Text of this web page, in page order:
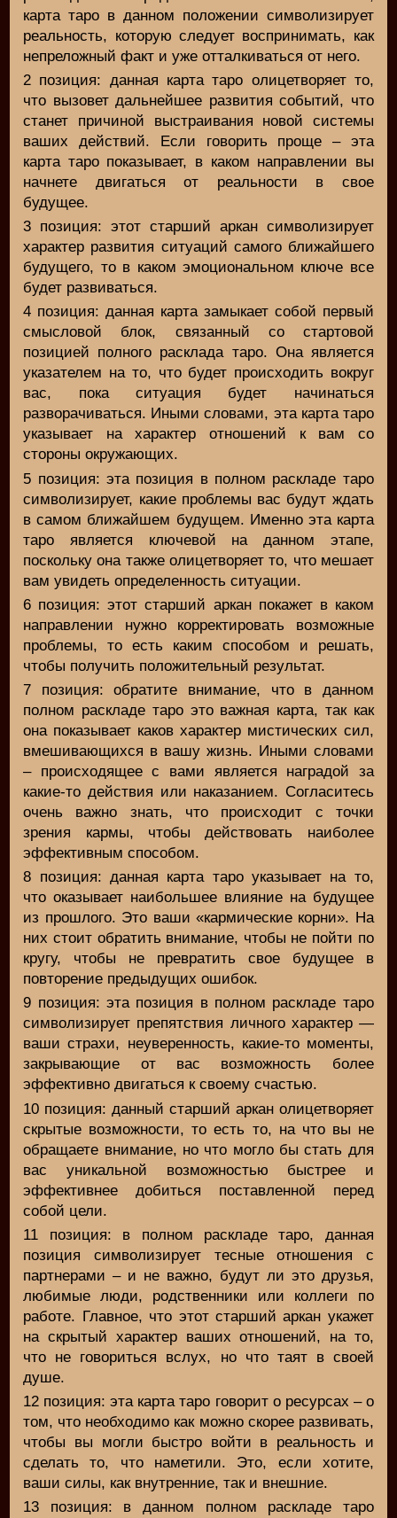
карта таро в данном положении символизирует
реальность, которую следует воспринимать, как
непреложный факт и уже отталкиваться от него.
2 позиция: данная карта таро олицетворяет то,
что вызовет дальнейшее развития событий, что
станет причиной выстраивания новой системы
ваших действий. Если говорить проще – эта
карта таро показывает, в каком направлении вы
начнете двигаться от реальности в свое
будущее.
3 позиция: этот старший аркан символизирует
характер развития ситуаций самого ближайшего
будущего, то в каком эмоциональном ключе все
будет развиваться.
4 позиция: данная карта замыкает собой первый
смысловой блок, связанный со стартовой
позицией полного расклада таро. Она является
указателем на то, что будет происходить вокруг
вас, пока ситуация будет начинаться
разворачиваться. Иными словами, эта карта таро
указывает на характер отношений к вам со
стороны окружающих.
5 позиция: эта позиция в полном раскладе таро
символизирует, какие проблемы вас будут ждать
в самом ближайшем будущем. Именно эта карта
таро является ключевой на данном этапе,
поскольку она также олицетворяет то, что мешает
вам увидеть определенность ситуации.
6 позиция: этот старший аркан покажет в каком
направлении нужно корректировать возможные
проблемы, то есть каким способом и решать,
чтобы получить положительный результат.
7 позиция: обратите внимание, что в данном
полном раскладе таро это важная карта, так как
она показывает каков характер мистических сил,
вмешивающихся в вашу жизнь. Иными словами
– происходящее с вами является наградой за
какие-то действия или наказанием. Согласитесь
очень важно знать, что происходит с точки
зрения кармы, чтобы действовать наиболее
эффективным способом.
8 позиция: данная карта таро указывает на то,
что оказывает наибольшее влияние на будущее
из прошлого. Это ваши «кармические корни». На
них стоит обратить внимание, чтобы не пойти по
кругу, чтобы не превратить свое будущее в
повторение предыдущих ошибок.
9 позиция: эта позиция в полном раскладе таро
символизирует препятствия личного характер —
ваши страхи, неуверенность, какие-то моменты,
закрывающие от вас возможность более
эффективно двигаться к своему счастью.
10 позиция: данный старший аркан олицетворяет
скрытые возможности, то есть то, на что вы не
обращаете внимание, но что могло бы стать для
вас уникальной возможностью быстрее и
эффективнее добиться поставленной перед
собой цели.
11 позиция: в полном раскладе таро, данная
позиция символизирует тесные отношения с
партнерами – и не важно, будут ли это друзья,
любимые люди, родственники или коллеги по
работе. Главное, что этот старший аркан укажет
на скрытый характер ваших отношений, на то,
что не говориться вслух, но что таят в своей
душе.
12 позиция: эта карта таро говорит о ресурсах – о
том, что необходимо как можно скорее развивать,
чтобы вы могли быстро войти в реальность и
сделать то, что наметили. Это, если хотите,
ваши силы, как внутренние, так и внешние.
13 позиция: в данном полном раскладе таро